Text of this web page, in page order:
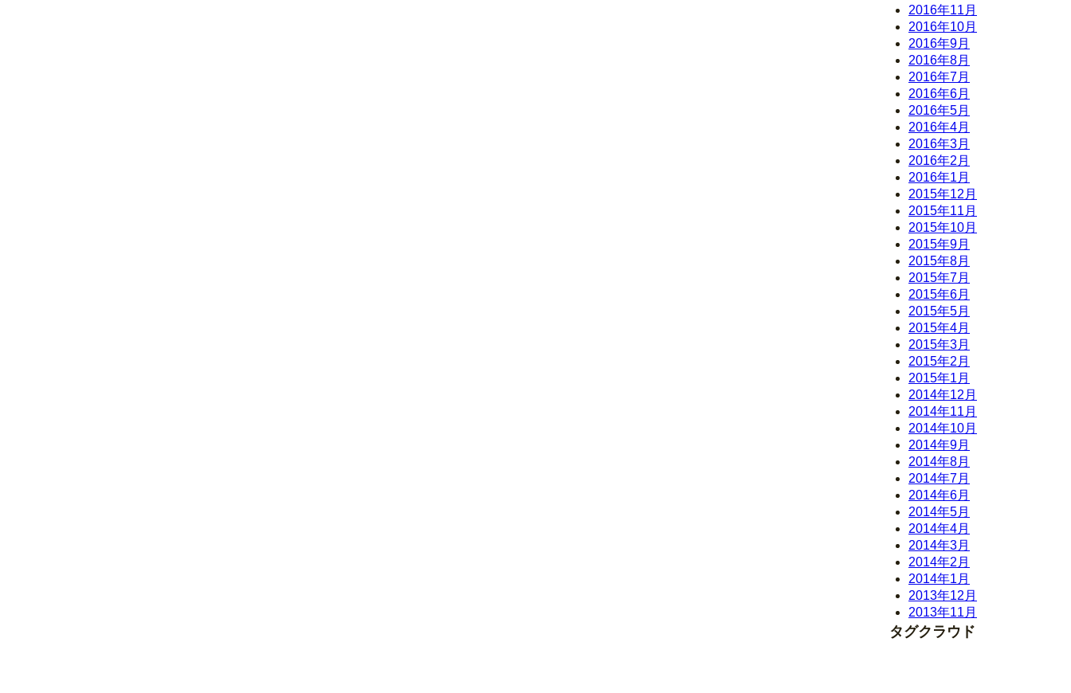
2016年11月
2016年10月
2016年9月
2016年8月
2016年7月
2016年6月
2016年5月
2016年4月
2016年3月
2016年2月
2016年1月
2015年12月
2015年11月
2015年10月
2015年9月
2015年8月
2015年7月
2015年6月
2015年5月
2015年4月
2015年3月
2015年2月
2015年1月
2014年12月
2014年11月
2014年10月
2014年9月
2014年8月
2014年7月
2014年6月
2014年5月
2014年4月
2014年3月
2014年2月
2014年1月
2013年12月
2013年11月
タグクラウド